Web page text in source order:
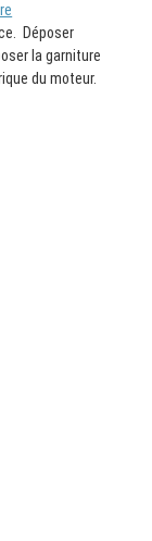
Déposer
la garniture
du moteur.